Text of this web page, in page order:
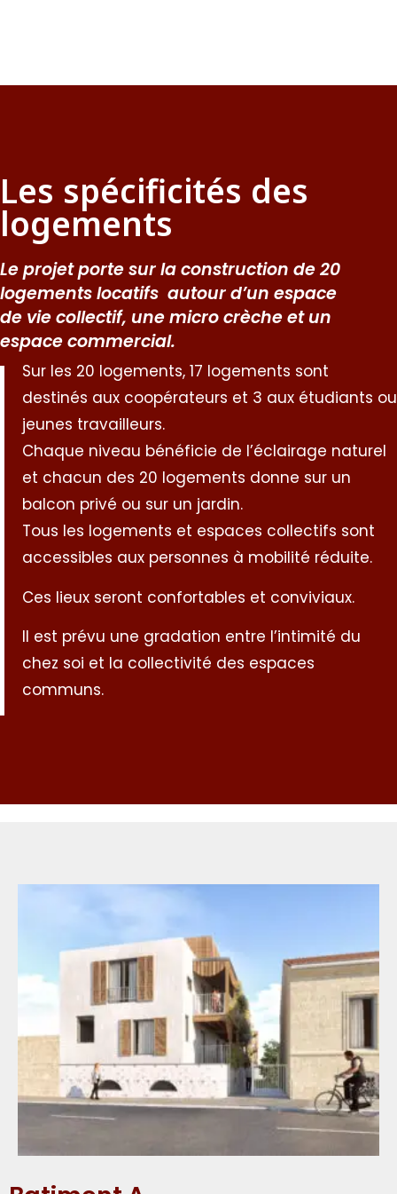
Les spécificités des
logements
Le projet porte sur la construction de 20
logements locatifs autour d’un espace
de vie collectif, une micro crèche et un
espace commercial.
Sur les 20 logements, 17 logements sont
destinés aux coopérateurs et 3 aux étudiants ou
jeunes travailleurs.
Chaque niveau bénéficie de l’éclairage naturel
et chacun des 20 logements donne sur un
balcon privé ou sur un jardin.
Tous les logements et espaces collectifs sont
accessibles aux personnes à mobilité réduite.
Ces lieux seront confortables et conviviaux.
Il est prévu une gradation entre l’intimité du
chez soi et la collectivité des espaces
communs.